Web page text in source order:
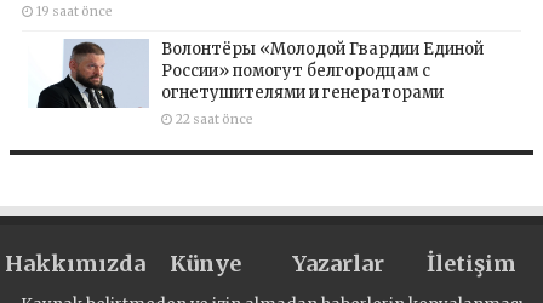
19 saat önce
Волонтёры «Молодой Гвардии Единой
России» помогут белгородцам с
огнетушителями и генераторами
22 saat önce
Hakkımızda Künye Yazarlar İletişim